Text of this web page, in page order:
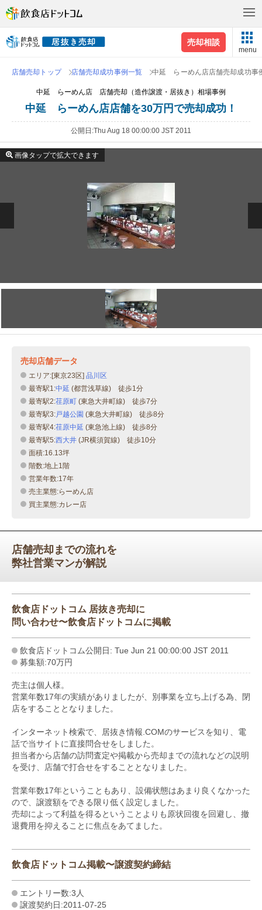
売却相談
menu
店舗売却トップ 店舗売却成功事例一覧 中延 らーめん店店舗売却成功事
中延 らーめん店 店舗売却（造作譲渡・居抜き）相場事例
中延 らーめん店店舗を30万円で売却成功！
公開日 Thu Aug 18 00:00:00 JST 2011
画像タップで拡大できます
売却店舗データ
エリア:[東京23区] 品川区
最寄駅1:中延 (都営浅草線) 徒歩1分
最寄駅2:荏原町 (東急大井町線) 徒歩7分
最寄駅3:戸越公園 (東急大井町線) 徒歩8分
最寄駅4:荏原中延 (東急池上線) 徒歩8分
最寄駅5:西大井 (JR横須賀線) 徒歩10分
面積:16.13坪
階数:地上1階
営業年数:17年
売主業態:らーめん店
買主業態:カレー店
店舗売却までの流れを
弊社営業マンが解説
飲食店ドットコム 居抜き売却に
問い合わせ〜飲食店ドットコムに掲載
飲食店ドットコム公開日: Tue Jun 21 00:00:00 JST 2011
募集額:70万円
売主は個人様。
営業年数17年の実績がありましたが、別事業を立ち上げる為、閉
店をすることとなりました。
インターネット検索で、居抜き情報.COMのサービスを知り、電
話で当サイトに直接問合せをしました。
担当者から店舗の訪問査定や掲載から売却までの流れなどの説明
を受け、店舗で打合せをすることとなりました。
営業年数17年ということもあり、設備状態はあまり良くなかった
ので、譲渡額をできる限り低く設定しました。
売却によって利益を得るということよりも原状回復を回避し、撤
退費用を抑えることに焦点をあてました。
飲食店ドットコム掲載〜譲渡契約締結
エントリー数:3人
譲渡契約日:2011-07-25